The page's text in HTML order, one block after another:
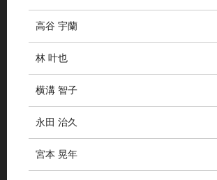
高谷 宇蘭
林 叶也
横溝 智子
永田 治久
宮本 晃年